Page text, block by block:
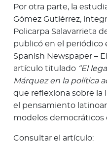
Por otra parte, la
Gómez Gutiérrez,
Policarpa Salavarrieta
publicó en el periódico
Spanish Newspaper –
artículo titulado “El
Márquez en la política
que reflexiona sobre la
el pensamiento
modelos democráticos
Consultar el artículo: